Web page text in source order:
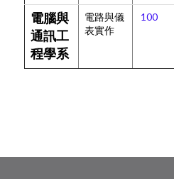
電腦與
通訊工
程學系
電路與儀
表實作
100